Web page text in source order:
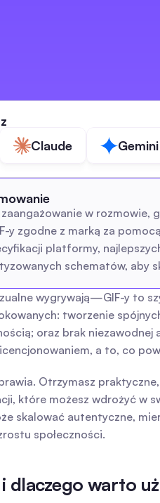
Claude Gemini
zaangażowanie w rozmowie,
y zgodne z marką za
platformy,
schematów, aby
wygrywają—GIF-y to
tworzenie
oraz brak
a to, co
Otrzymasz
które możesz wdrożyć w
skalować autentyczne,
społeczności.
dlaczego warto